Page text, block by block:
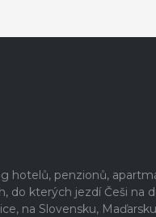
hotelů, penzionů,
do kterých jezdí Češi
na Slovensku,